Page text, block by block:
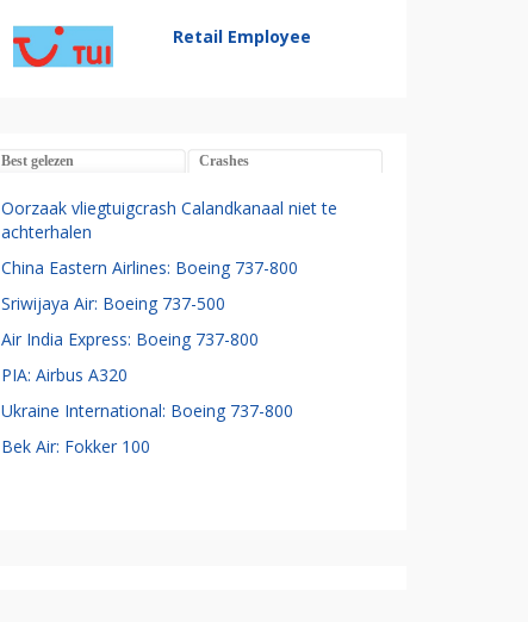
Retail Employee
Best gelezen Crashes
Oorzaak vliegtuigcrash Calandkanaal niet te
achterhalen
China Eastern Airlines: Boeing 737-800
Sriwijaya Air: Boeing 737-500
Air India Express: Boeing 737-800
PIA: Airbus A320
Ukraine International: Boeing 737-800
Bek Air: Fokker 100